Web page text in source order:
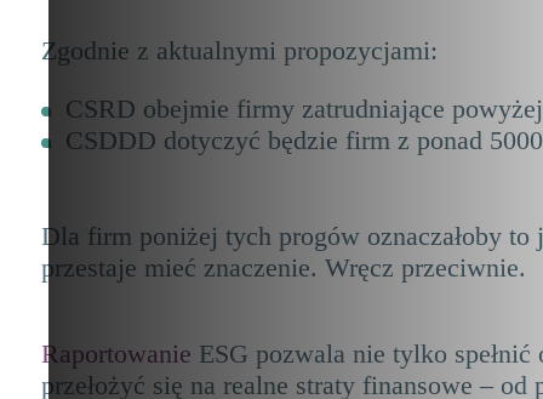
Zgodnie z aktualnymi propozycjami:
CSRD obejmie firmy zatrudniające
CSDDD dotyczyć będzie firm z ponad
Dla firm poniżej tych progów oznaczałoby
przestaje mieć znaczenie. Wręcz przeciwnie.
Raportowanie ESG pozwala nie tylko
przełożyć się na realne straty finansowe –